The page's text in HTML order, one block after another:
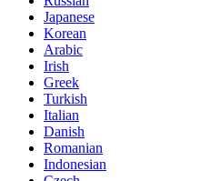
Japanese
Korean
Arabic
Irish
Greek
Turkish
Italian
Danish
Romanian
Indonesian